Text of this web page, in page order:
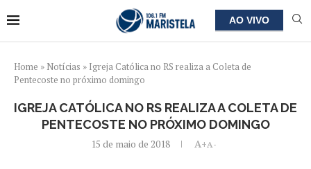
AO VIVO
Home » Notícias » Igreja Católica no RS realiza a Coleta de
Pentecoste no próximo domingo
IGREJA CATÓLICA NO RS REALIZA A COLETA DE
PENTECOSTE NO PRÓXIMO DOMINGO
15 de maio de 2018 A+A-